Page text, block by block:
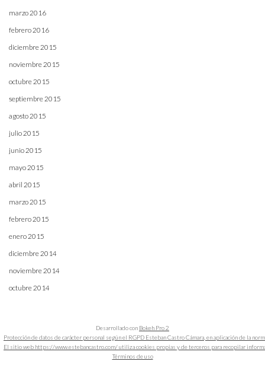
marzo 2016
febrero 2016
diciembre 2015
noviembre 2015
octubre 2015
septiembre 2015
agosto 2015
julio 2015
junio 2015
mayo 2015
abril 2015
marzo 2015
febrero 2015
enero 2015
diciembre 2014
noviembre 2014
octubre 2014
Desarrollado con Bokeh Pro 2
Protección de datos de carácter personal según el RGPD Esteban Castro Cámara, en aplicación de la
El sitio web https://www.estebancastro.com/ utiliza cookies propias y de terceros para recopilar
Términos de uso